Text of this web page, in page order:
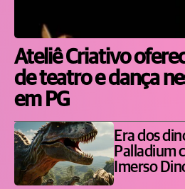
Ateliê Criativo
de teatro e dança
em PG
Era dos
Palladium
Imerso